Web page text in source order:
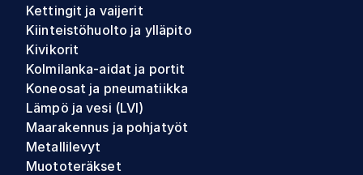
Kettingit ja vaijerit
Kiinteistöhuolto ja ylläpito
Kivikorit
Kolmilanka-aidat ja portit
Koneosat ja pneumatiikka
Lämpö ja vesi (LVI)
Maarakennus ja pohjatyöt
Metallilevyt
Muototeräkset